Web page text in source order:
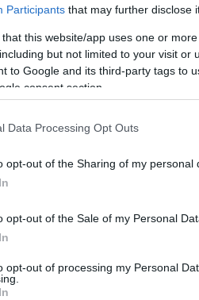
Participants that may further disclose
that this website/app uses one or
but not limited to your visit or
to Google and its third-party tags to
consent section.
Data Processing Opt Outs
opt-out of the Sharing of my personal
opt-out of the Sale of my Personal
opt-out of processing my Personal
kas ir viens no galvenajiem
Saeimas vēlēšanās
taču tas nav nekas neparasts
ir tikai politisks vēstījums
par 72 stundu somu!
glābj krīzē